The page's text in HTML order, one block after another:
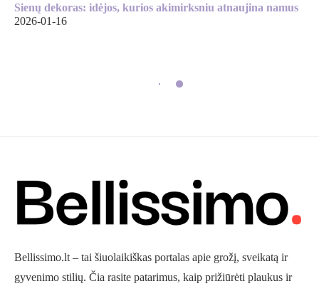
Sienų dekoras: idėjos, kurios akimirksniu atnaujina namus
2026-01-16
Bellissimo.lt – tai šiuolaikiškas portalas apie grožį, sveikatą ir
gyvenimo stilių. Čia rasite patarimus, kaip prižiūrėti plaukus ir